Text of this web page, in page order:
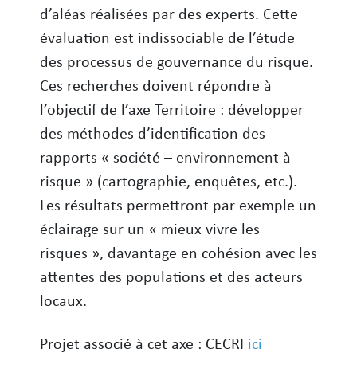
d’aléas réalisées par des experts. Cette
évaluation est indissociable de l’étude
des processus de gouvernance du risque.
Ces recherches doivent répondre à
l’objectif de l’axe Territoire : développer
des méthodes d’identification des
rapports « société – environnement à
risque » (cartographie, enquêtes, etc.).
Les résultats permettront par exemple un
éclairage sur un « mieux vivre les
risques », davantage en cohésion avec les
attentes des populations et des acteurs
locaux.
Projet associé à cet axe : CECRI ici